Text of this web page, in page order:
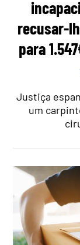
recusar-
para
Justiça
um